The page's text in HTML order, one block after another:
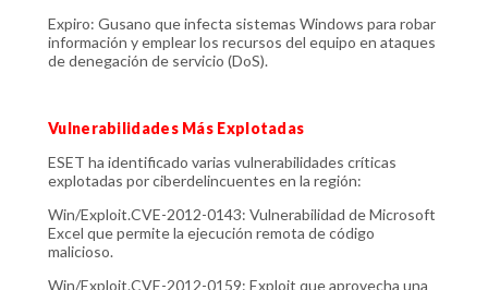
Expiro: Gusano que infecta sistemas Windows para robar
información y emplear los recursos del equipo en ataques
de denegación de servicio (DoS).
Vulnerabilidades Más Explotadas
ESET ha identificado varias vulnerabilidades críticas
explotadas por ciberdelincuentes en la región:
Win/Exploit.CVE-2012-0143: Vulnerabilidad de Microsoft
Excel que permite la ejecución remota de código
malicioso.
Win/Exploit.CVE-2012-0159: Exploit que aprovecha una